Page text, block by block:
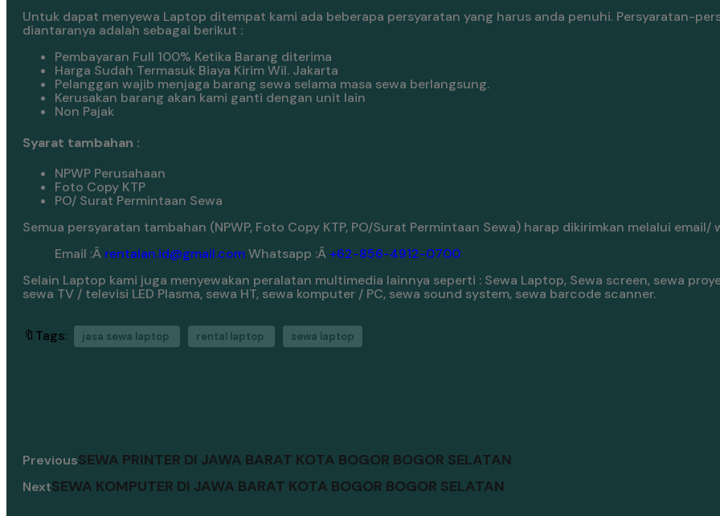
Untuk dapat menyewa Laptop ditempat kami ada beberapa persyaratan yang harus anda penuhi. Persyaratan-
diantaranya adalah sebagai berikut :
Pembayaran Full 100% Ketika Barang diterima
Harga Sudah Termasuk Biaya Kirim Wil. Jakarta
Pelanggan wajib menjaga barang sewa selama masa sewa berlangsung.
Kerusakan barang akan kami ganti dengan unit lain
Non Pajak
Syarat tambahan :
NPWP Perusahaan
Foto Copy KTP
PO/ Surat Permintaan Sewa
Semua persyaratan tambahan (NPWP, Foto Copy KTP, PO/Surat Permintaan Sewa) harap dikirimkan melalui email/
Email :Â rentalan.id@gmail.comWhatsapp :Â +62-856-4912-0700
Selain Laptop kami juga menyewakan peralatan multimedia lainnya seperti : Sewa Laptop, Sewa screen, sewa
sewa TV / televisi LED Plasma, sewa HT, sewa komputer / PC, sewa sound system, sewa barcode scanner.
🔖Tags: jasa sewa laptop rental laptop sewa laptop
PreviousSEWA PRINTER DI JAWA BARAT KOTA BOGOR BOGOR SELATAN
NextSEWA KOMPUTER DI JAWA BARAT KOTA BOGOR BOGOR SELATAN